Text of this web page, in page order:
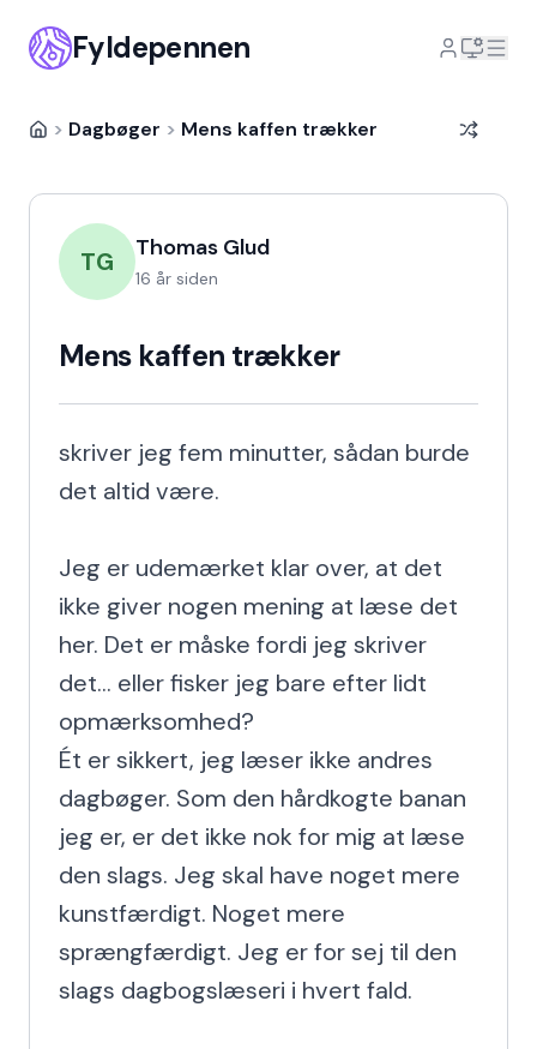
Fyldepennen
> Dagbøger > Mens kaffen trækker
TG Thomas Glud
16 år siden
Mens kaffen trækker
skriver jeg fem minutter, sådan burde
det altid være.
Jeg er udemærket klar over, at det
ikke giver nogen mening at læse det
her. Det er måske fordi jeg skriver
det... eller fisker jeg bare efter lidt
opmærksomhed?
Ét er sikkert, jeg læser ikke andres
dagbøger. Som den hårdkogte banan
jeg er, er det ikke nok for mig at læse
den slags. Jeg skal have noget mere
kunstfærdigt. Noget mere
sprængfærdigt. Jeg er for sej til den
slags dagbogslæseri i hvert fald.